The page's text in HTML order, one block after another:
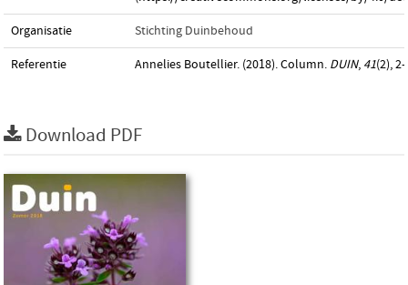
Organisatie Stichting Duinbehoud
Referentie Annelies Boutellier. (2018). Column. DUIN, 41(2),
Download PDF